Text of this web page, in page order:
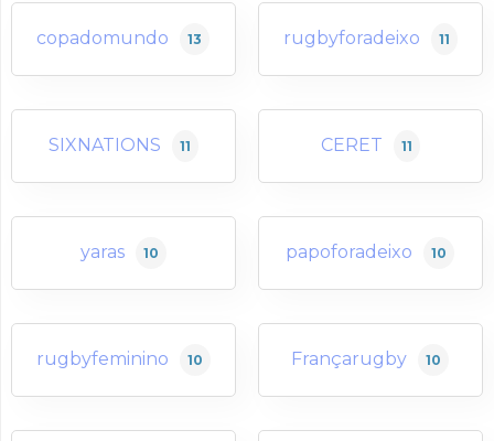
copadomundo 13 rugbyforadeixo 11
SIXNATIONS 11 CERET 11
yaras 10 papoforadeixo 10
rugbyfeminino 10 Françarugby 10